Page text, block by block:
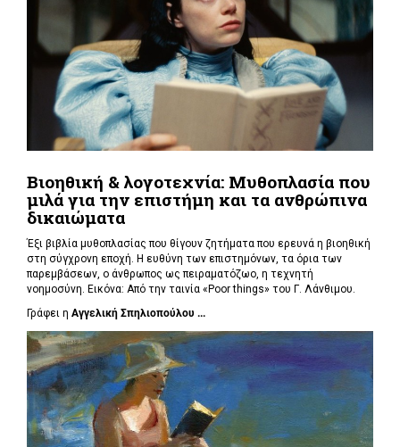
Βιοηθική & λογοτεχνία: Μυθοπλασία που
μιλά για την επιστήμη και τα ανθρώπινα
δικαιώματα
Έξι βιβλία μυθοπλασίας που θίγουν ζητήματα που ερευνά η βιοηθική
στη σύγχρονη εποχή. Η ευθύνη των επιστημόνων, τα όρια των
παρεμβάσεων, ο άνθρωπος ως πειραματόζωο, η τεχνητή
νοημοσύνη. Εικόνα: Από την ταινία «Poor things» του Γ. Λάνθιμου.
Γράφει η Αγγελική Σπηλιοπούλου ...